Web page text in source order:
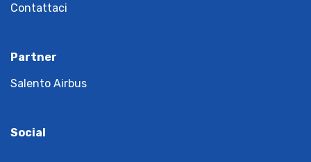
Contattaci
Partner
Salento Airbus
Social